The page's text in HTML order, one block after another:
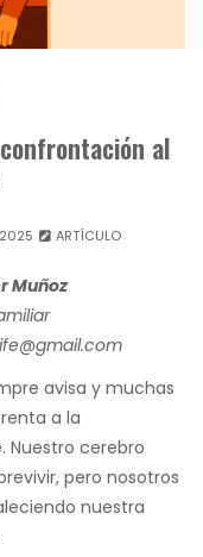
al
ARTÍCULO
Muñoz
avisa y muchas
a la
Nuestro cerebro
pero nosotros
nuestra